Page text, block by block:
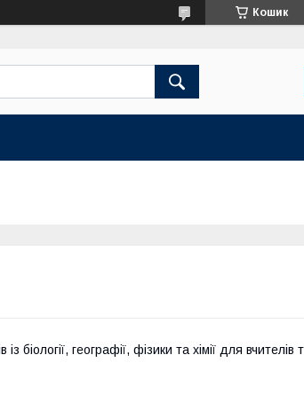
Кошик
біології, географії, фізики та хімії для вчителів